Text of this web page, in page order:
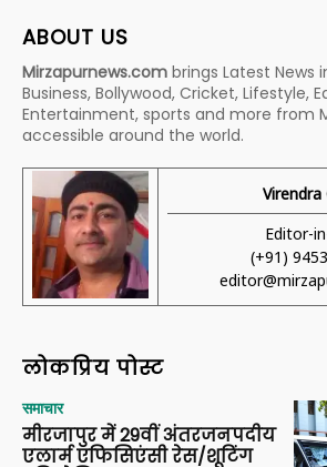
ABOUT US
Mirzapurnews.com brings Latest News
Business, Bollywood, Cricket, Lifestyle,
Entertainment, sports and more from
accessible around the world.
Virendra
Editor-
(+91)
लोकप्रिय पोस्ट
समाचार
मीरजापुर में 29वीं अंतरजनपदीय
एलार्म एफिसिएंसी रेस/शूटिंग